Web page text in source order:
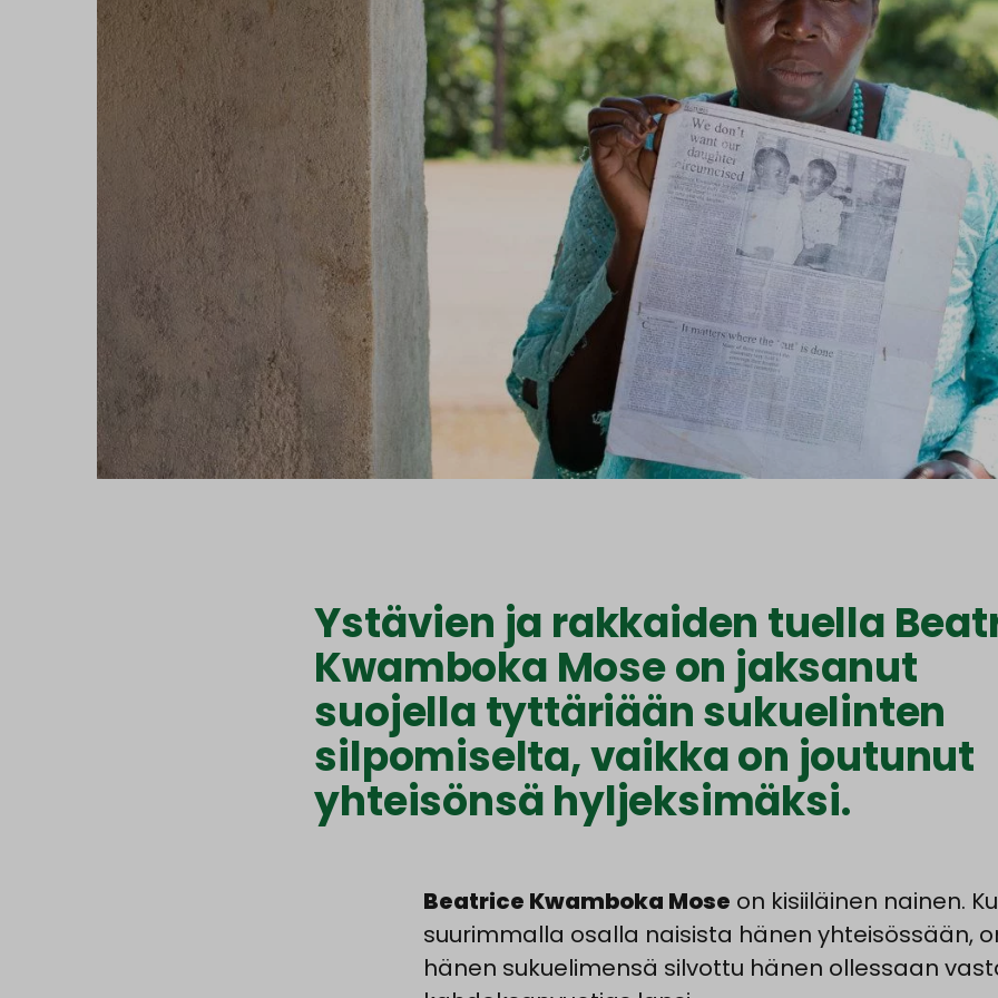
Ystävien ja rakkaiden tuella
Kwamboka Mose on jaksanut
suojella tyttäriään sukuelinten
silpomiselta, vaikka on joutunut
yhteisönsä hyljeksimäksi.
Beatrice Kwamboka Mose on kisiiläinen nainen.
suurimmalla osalla naisista hänen yhteisössään,
hänen sukuelimensä silvottu hänen ollessaan